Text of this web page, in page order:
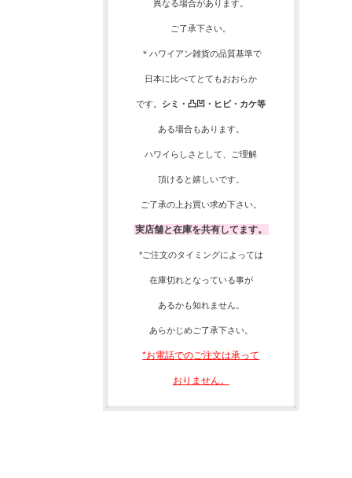
異なる場合があります。
ご了承下さい。
＊ハワイアン雑貨の品質基準で
日本に比べてとてもおおらか
です。 シミ・凸凹・ヒビ・カケ等
ある場合もあります。
ハワイらしさとして、 ご理解
頂ける と嬉しいです。
ご了承の上お買い求め下さい。
実店舗と在庫を共有してます。
*ご注文のタイミングによっては
在庫切れとなっている事が
あるかも知れません。
あらかじめご了承下さい。
*お電話でのご注文は承って
おりません。